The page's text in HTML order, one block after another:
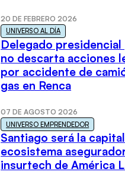
20 DE FEBRERO 2026
UNIVERSO AL DÍA
Delegado presidencial
no descarta acciones
por accidente de
gas en Renca
07 DE AGOSTO 2026
UNIVERSO EMPRENDEDOR
Santiago será la
ecosistema
insurtech de América